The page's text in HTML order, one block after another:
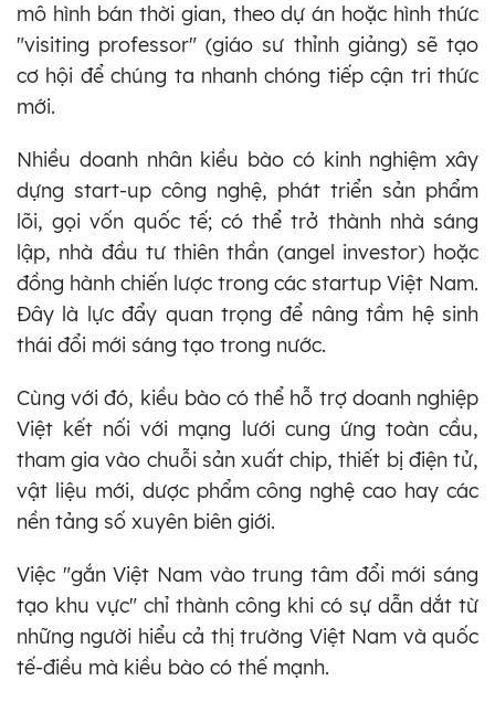
mô hình bán thời gian, theo dự án hoặc hình thức
"visiting professor" (giáo sư thỉnh giảng) sẽ tạo
cơ hội để chúng ta nhanh chóng tiếp cận tri thức
mới.
Nhiều doanh nhân kiều bào có kinh nghiệm xây
dựng start-up công nghệ, phát triển sản phẩm
lõi, gọi vốn quốc tế; có thể trở thành nhà sáng
lập, nhà đầu tư thiên thần (angel investor) hoặc
đồng hành chiến lược trong các startup Việt Nam.
Đây là lực đẩy quan trọng để nâng tầm hệ sinh
thái đổi mới sáng tạo trong nước.
Cùng với đó, kiều bào có thể hỗ trợ doanh nghiệp
Việt kết nối với mạng lưới cung ứng toàn cầu,
tham gia vào chuỗi sản xuất chip, thiết bị điện tử,
vật liệu mới, dược phẩm công nghệ cao hay các
nền tảng số xuyên biên giới.
Việc "gắn Việt Nam vào trung tâm đổi mới sáng
tạo khu vực" chỉ thành công khi có sự dẫn dắt từ
những người hiểu cả thị trường Việt Nam và quốc
tế-điều mà kiều bào có thế mạnh.